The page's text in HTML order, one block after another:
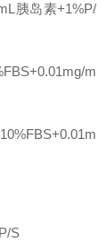
胰岛素+1%P/
m
S